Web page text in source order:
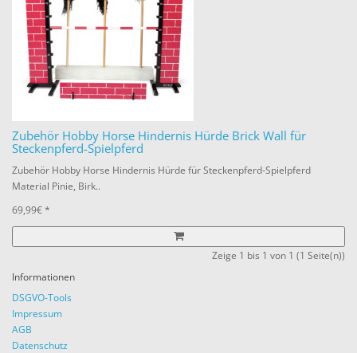
Zubehör Hobby Horse Hindernis Hürde Brick Wall für
Steckenpferd-Spielpferd
Zubehör Hobby Horse Hindernis Hürde für Steckenpferd-Spielpferd
Material Pinie, Birk..
69,99€ *
Zeige 1 bis 1 von 1 (1 Seite(n))
Informationen
DSGVO-Tools
Impressum
AGB
Datenschutz